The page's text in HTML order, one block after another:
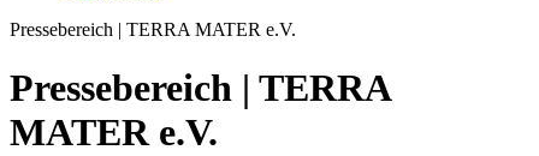
Pressebereich | TERRA MATER e.V.
Pressebereich | TERRA
MATER e.V.